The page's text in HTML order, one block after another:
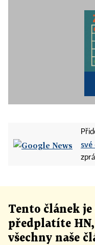
Tento článek je
předplatíte
všechny naše